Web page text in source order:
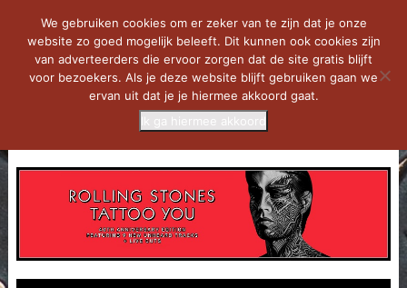
We gebruiken cookies om er zeker van te zijn dat je onze
website zo goed mogelijk beleeft. Dit kunnen ook cookies zijn
van adverteerders die ervoor zorgen dat de site gratis blijft
voor bezoekers. Als je deze website blijft gebruiken gaan we
ervan uit dat je je hiermee akkoord gaat.
Ik ga hiermee akkoord